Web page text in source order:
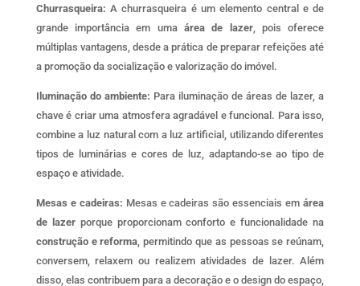
Churrasqueira: A churrasqueira é um elemento central e de
grande importância em uma área de lazer, pois oferece
múltiplas vantagens, desde a prática de preparar refeições até
a promoção da socialização e valorização do imóvel.
Iluminação do ambiente: Para iluminação de áreas de lazer, a
chave é criar uma atmosfera agradável e funcional. Para isso,
combine a luz natural com a luz artificial, utilizando diferentes
tipos de luminárias e cores de luz, adaptando-se ao tipo de
espaço e atividade.
Mesas e cadeiras: Mesas e cadeiras são essenciais emárea
de lazerporque proporcionam conforto e funcionalidade na
construção e reforma , permitindo que as pessoas se reúnam,
conversem, relaxem ou realizem atividades de lazer. Além
disso, elas contribuem para a decoração e o design do espaço,